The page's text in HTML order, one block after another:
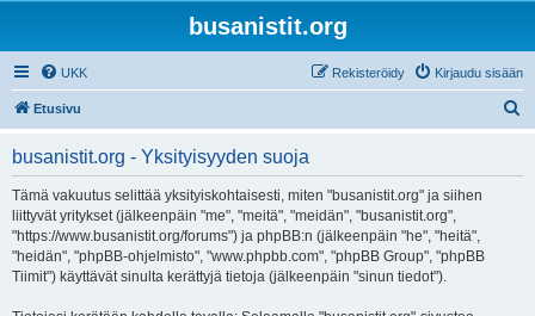
busanistit.org
UKK Kirjaudu sisään
Rekisteröidy
Etusivu
busanistit.org - Yksityisyyden suoja
Tämä vakuutus selittää yksityiskohtaisesti, miten "busanistit.org" ja siihen
liittyvät yritykset (jälkeenpäin "me", "meitä", "meidän", "busanistit.org",
"https://www.busanistit.org/forums") ja phpBB:n (jälkeenpäin "he", "heitä",
"heidän", "phpBB-ohjelmisto", "www.phpbb.com", "phpBB Group", "phpBB
Tiimit") käyttävät sinulta kerättyjä tietoja (jälkeenpäin "sinun tiedot").